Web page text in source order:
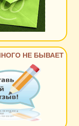
НЕ БЫВАЕТ